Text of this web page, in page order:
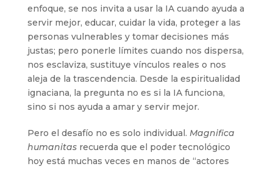
enfoque, se nos invita a usar la IA cuando ayuda a
servir mejor, educar, cuidar la vida, proteger a las
personas vulnerables y tomar decisiones más
justas; pero ponerle límites cuando nos dispersa,
nos esclaviza, sustituye vínculos reales o nos
aleja de la trascendencia. Desde la espiritualidad
ignaciana, la pregunta no es si la IA funciona,
sino si nos ayuda a amar y servir mejor.
Pero el desafío no es solo individual. Magnifica
humanitasrecuerda que el poder tecnológico
hoy está muchas veces en manos de “actores